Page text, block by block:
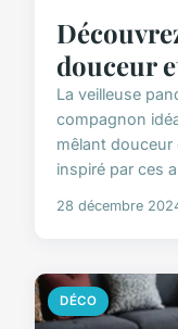
douceur
La veilleuse
compagnon
mêlant douceur
inspiré par ces
28 décembre
DÉCO